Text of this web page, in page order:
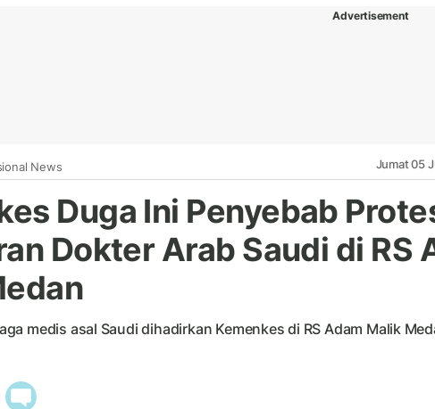
Advertisement
News Jumat 05
Duga Ini Penyebab
Dokter Arab Saudi di RS
medis asal Saudi dihadirkan Kemenkes di RS Adam Malik